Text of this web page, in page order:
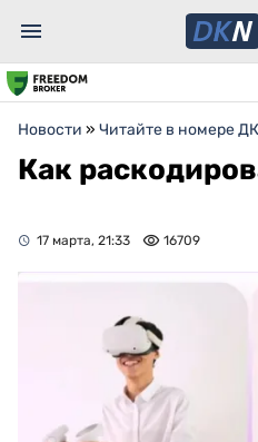
Новости » Читайте в номере ДК
Как
17 марта, 21:33 16709